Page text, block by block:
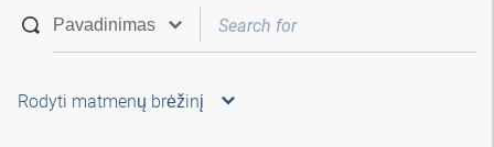
Rodyti matmenų brėžinį